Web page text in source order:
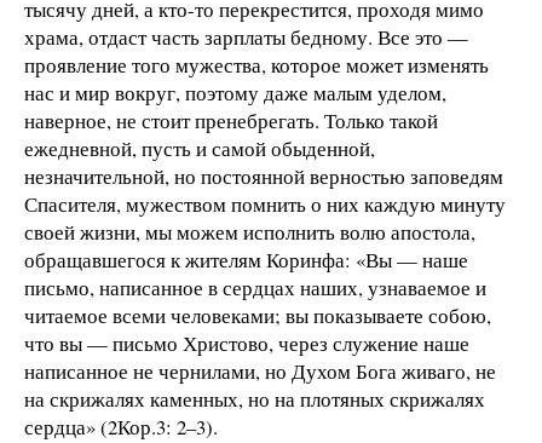
тысячу дней, а кто-то перекрестится, проходя мимо
храма, отдаст часть зарплаты бедному. Все это —
проявление того мужества, которое может изменять
нас и мир вокруг, поэтому даже малым уделом,
наверное, не стоит пренебрегать. Только такой
ежедневной, пусть и самой обыденной,
незначительной, но постоянной верностью заповедям
Спасителя, мужеством помнить о них каждую минуту
своей жизни, мы можем исполнить волю апостола,
обращавшегося к жителям Коринфа: «Вы — наше
письмо, написанное в сердцах наших, узнаваемое и
читаемое всеми человеками; вы показываете собою,
что вы — письмо Христово, через служение наше
написанное не чернилами, но Духом Бога живаго, не
на скрижалях каменных, но на плотяных скрижалях
сердца» (2Кор.3: 2–3).